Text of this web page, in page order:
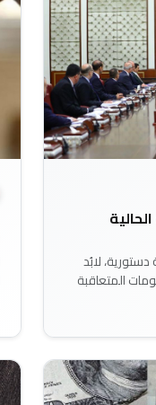
لابُد
المتعاقبة
الاقتصاد
السلبية